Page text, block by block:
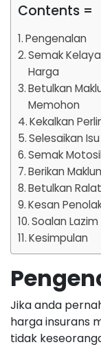
Contents =
Pengenalan
Semak
Harga
Betulkan
Memohon
Kekalkan
Selesaikan
Semak
Berikan
Betulkan
Kesan
Soalan Lazim
Kesimpulan
Jika anda
harga insurans
tidak